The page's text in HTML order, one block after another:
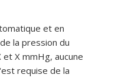
et en
la pression du
et X mmHg, aucune
requise de la